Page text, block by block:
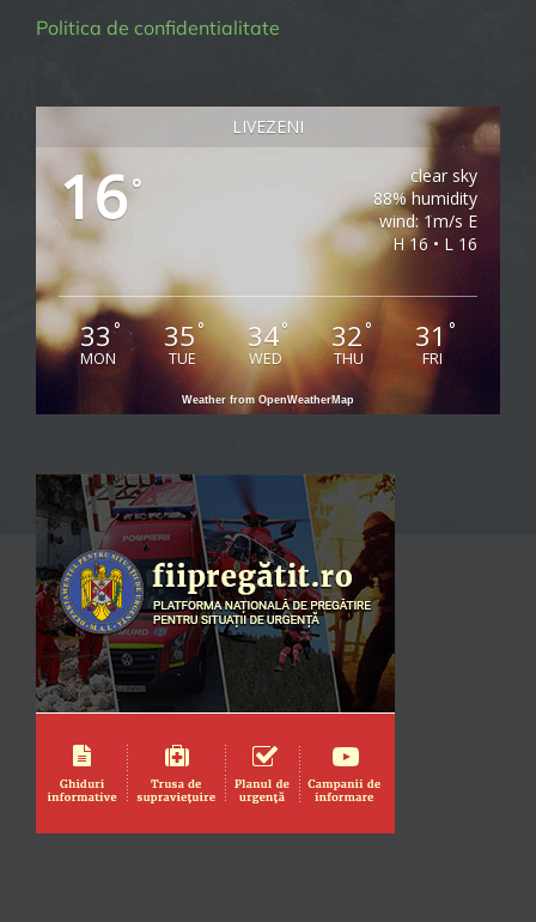
Politica de confidentialitate
LIVEZENI
16°
clear sky
88% humidity
wind: 1m/s E
H 16 • L 16
33 °
MON
35°
TUE
34°
WED
32°
THU
31 °
FRI
Weather from OpenWeatherMap